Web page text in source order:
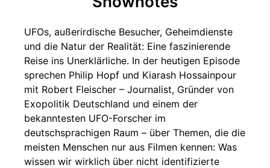
UFOs, außerirdische Besucher, Geheimdienste
und die Natur der Realität: Eine faszinierende
Reise ins Unerklärliche. In der heutigen Episode
sprechen Philip Hopf und Kiarash Hossainpour
mit Robert Fleischer – Journalist, Gründer von
Exopolitik Deutschland und einem der
bekanntesten UFO-Forscher im
deutschsprachigen Raum – über Themen, die die
meisten Menschen nur aus Filmen kennen: Was
wissen wir wirklich über nicht identifizierte